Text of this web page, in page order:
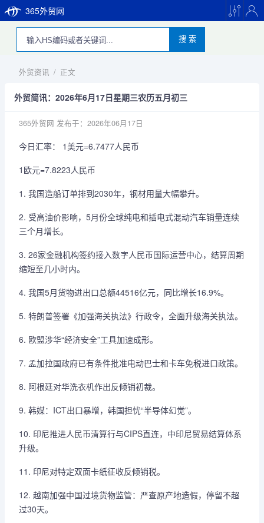
365外贸网
搜 索
外贸资讯 / 正文
外贸简讯：2026年6月17日星期三农历五月初三
365外贸网 发布于：2026年06月17日
今日汇率： 1美元=6.7477人民币
1欧元=7.8223人民币
1. 我国造船订单排到2030年，钢材用量大幅攀升。
2. 受高油价影响，5月份全球纯电和插电式混动汽车销量连续
三个月增长。
3. 26家金融机构签约接入‌数字人民币国际运营中心，结算周期
缩短至几小时内。
4. 我国5月货物进出口总额44516亿元，同比增长16.9%。
5. 特朗普签署《加强海关执法》行政令，全面升级海关执法。
6. 欧盟涉华“经济安全”工具加速成形。
7. 孟加拉国政府已有条件批准电动巴士和卡车免税进口政策。
8. 阿根廷对华洗衣机作出反倾销初裁。
9. 韩媒：ICT出口暴增，韩国担忧“半导体幻觉”。
10. 印尼推进人民币清算行与CIPS直连，中印尼贸易结算体系
升级。
11. 印尼对特定双面卡纸征收反倾销税。
12. 越南加强中国过境货物监管：严查原产地造假，停留不超
过30天。